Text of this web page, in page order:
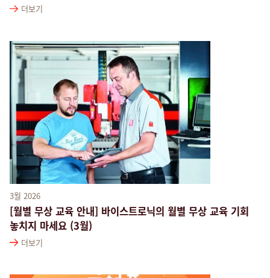
더보기
3월 2026
[월별 무상 교육 안내] 바이스트로닉의 월별 무상 교육 기회
놓치지 마세요 (3월)
더보기